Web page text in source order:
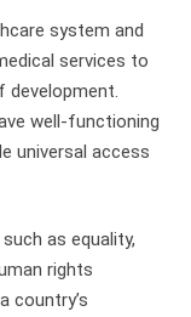
system and
services to
development.
well-functioning
universal access
as equality,
rights
country’s